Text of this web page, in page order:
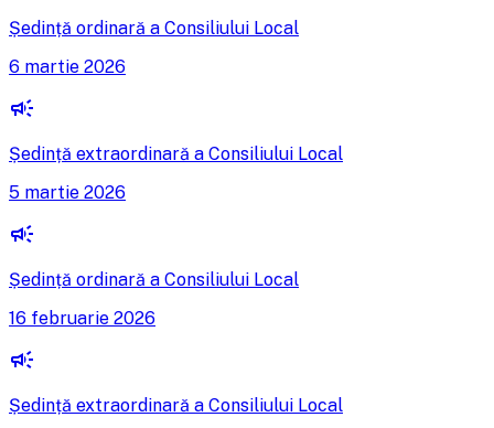
Ședință ordinară a Consiliului Local
6 martie 2026
campaign
Ședință extraordinară a Consiliului Local
5 martie 2026
campaign
Ședință ordinară a Consiliului Local
16 februarie 2026
campaign
Ședință extraordinară a Consiliului Local